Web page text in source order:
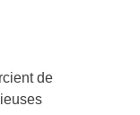
de